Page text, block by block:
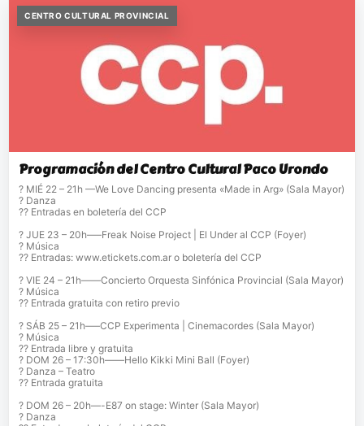
CENTRO CULTURAL PROVINCIAL
Programación del Centro Cultural Paco Urondo
? MIÉ 22 – 21h —We Love Dancing presenta «Made in Arg» (Sala Mayor)
? Danza
?? Entradas en boletería del CCP
? JUE 23 – 20h—–Freak Noise Project | El Under al CCP (Foyer)
? Música
?? Entradas: www.etickets.com.ar o boletería del CCP
? VIE 24 – 21h——Concierto Orquesta Sinfónica Provincial (Sala Mayor)
? Música
?? Entrada gratuita con retiro previo
? SÁB 25 – 21h—–CCP Experimenta | Cinemacordes (Sala Mayor)
? Música
?? Entrada libre y gratuita
? DOM 26 – 17:30h——Hello Kikki Mini Ball (Foyer)
? Danza – Teatro
?? Entrada gratuita
? DOM 26 – 20h—-E87 on stage: Winter (Sala Mayor)
? Danza